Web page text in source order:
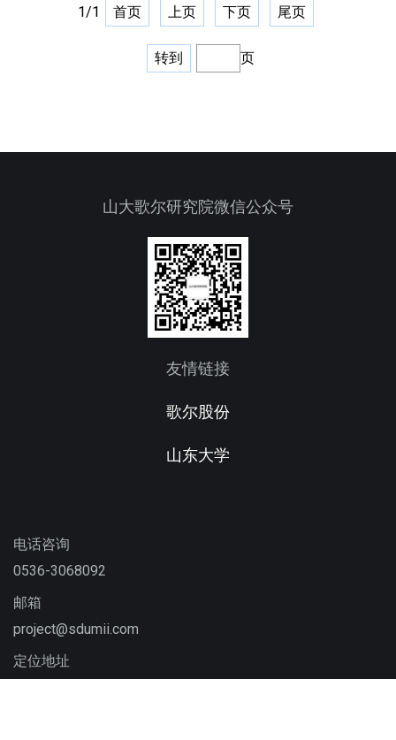
1/1 首页 上页 下页 尾页
转到 页
山大歌尔研究院微信公众号
友情链接
歌尔股份
山东大学
电话咨询
0536-3068092
邮箱
project@sdumii.com
定位地址